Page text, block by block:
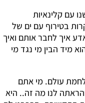
22.11.09 נפגשנו עם קלינאיות
בטירוף עם ים של
איך לחבר אותם ואיך
הבין מי נגד מי
עולם. מי אתם
לנו מה זה.. היא